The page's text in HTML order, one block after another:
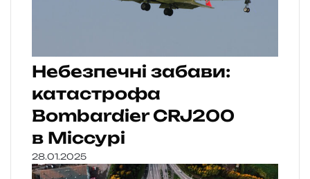
Небезпечні забави:
катастрофа
Bombardier CRJ200
в Міссурі
28.01.2025